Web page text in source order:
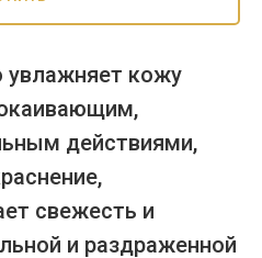
увлажняет кожу
действиями,
свежесть и
и раздраженной